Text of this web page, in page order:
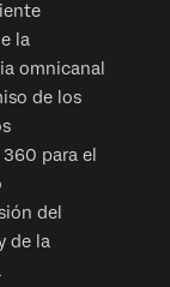
la
omnicanal
de los
para el
del
de la